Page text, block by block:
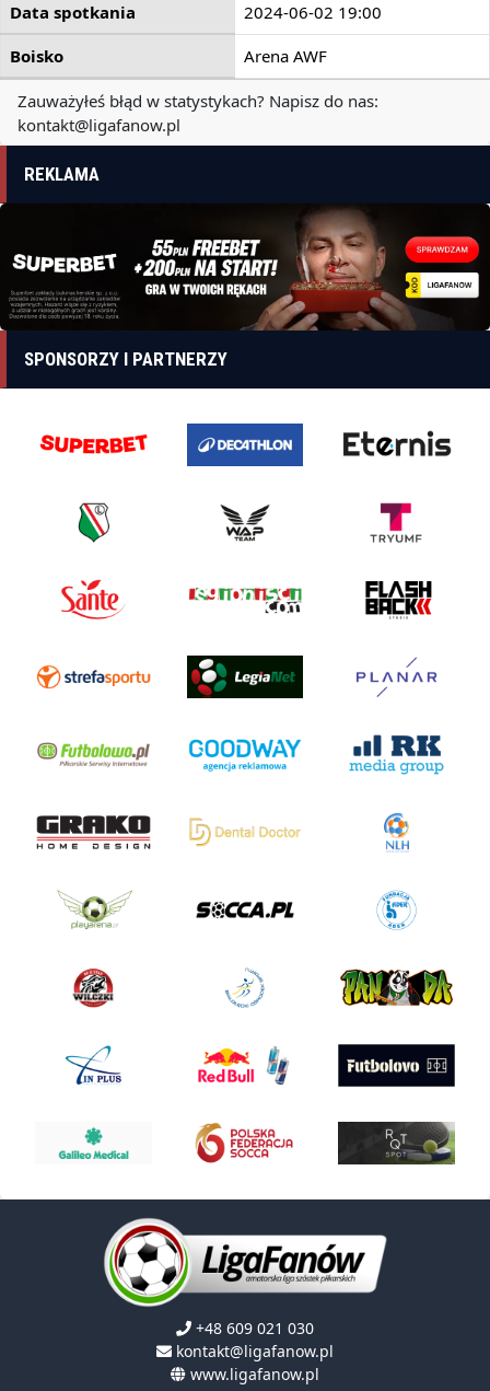
Data spotkania
2024-06-02 19:00
Boisko
Arena AWF
Zauważyłeś błąd w statystykach? Napisz do nas:
kontakt@ligafanow.pl
REKLAMA
SPONSORZY I PARTNERZY
+48 609 021 030
kontakt@ligafanow.pl
www.ligafanow.pl